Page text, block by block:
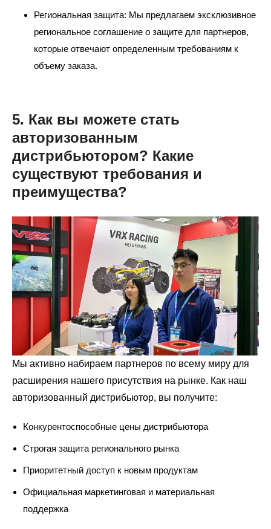
Региональная защита: Мы предлагаем эксклюзивное
региональное соглашение о защите для партнеров,
которые отвечают определенным требованиям к
объему заказа.
5. Как вы можете стать
авторизованным
дистрибьютором? Какие
существуют требования и
преимущества?
Мы активно набираем партнеров по всему миру для
расширения нашего присутствия на рынке. Как наш
авторизованный дистрибьютор, вы получите:
Конкурентоспособные цены дистрибьютора
Строгая защита регионального рынка
Приоритетный доступ к новым продуктам
Официальная маркетинговая и материальная
поддержка